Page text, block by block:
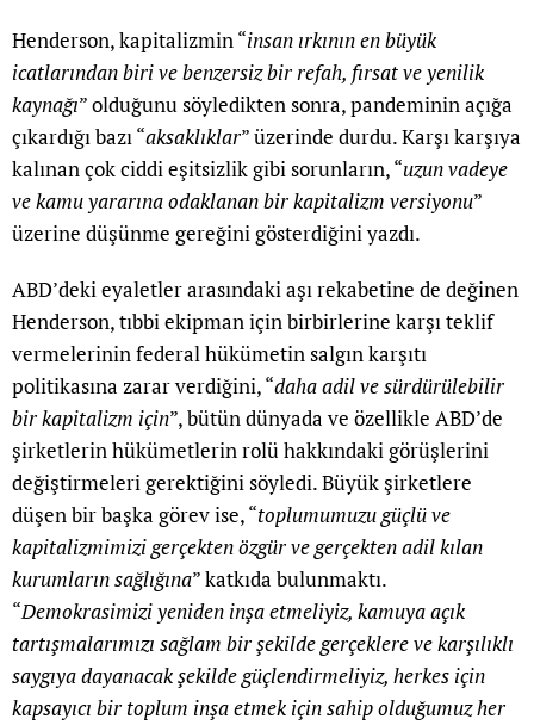
Henderson, kapitalizmin “insan ırkının en büyük
icatlarından biri ve benzersiz bir refah, fırsat ve yenilik
kaynağı” olduğunu söyledikten sonra, pandeminin açığa
çıkardığı bazı “aksaklıklar” üzerinde durdu. Karşı karşıya
kalınan çok ciddi eşitsizlik gibi sorunların, “uzun vadeye
ve kamu yararına odaklanan bir kapitalizm versiyonu”
üzerine düşünme gereğini gösterdiğini yazdı.
ABD’deki eyaletler arasındaki aşı rekabetine de değinen
Henderson, tıbbi ekipman için birbirlerine karşı teklif
vermelerinin federal hükümetin salgın karşıtı
politikasına zarar verdiğini, “daha adil ve sürdürülebilir
bir kapitalizm için”, bütün dünyada ve özellikle ABD’de
şirketlerin hükümetlerin rolü hakkındaki görüşlerini
değiştirmeleri gerektiğini söyledi. Büyük şirketlere
düşen bir başka görev ise, “toplumumuzu güçlü ve
kapitalizmimizi gerçekten özgür ve gerçekten adil kılan
kurumların sağlığına” katkıda bulunmaktı.
“Demokrasimizi yeniden inşa etmeliyiz, kamuya açık
tartışmalarımızı sağlam bir şekilde gerçeklere ve karşılıklı
saygıya dayanacak şekilde güçlendirmeliyiz, herkes için
kapsayıcı bir toplum inşa etmek için sahip olduğumuz her